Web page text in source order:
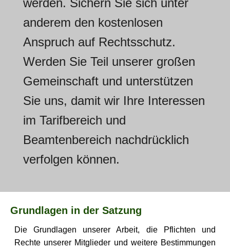
anderem den kostenlosen
Anspruch auf Rechtsschutz.
Werden Sie Teil unserer großen
Gemeinschaft und unterstützen
Sie uns, damit wir Ihre Interessen
im Tarifbereich und
Beamtenbereich nachdrücklich
verfolgen können.
Grundlagen in der Satzung
Die Grundlagen unserer Arbeit, die Pflichten und
Rechte unserer Mitglieder und weitere Bestimmungen